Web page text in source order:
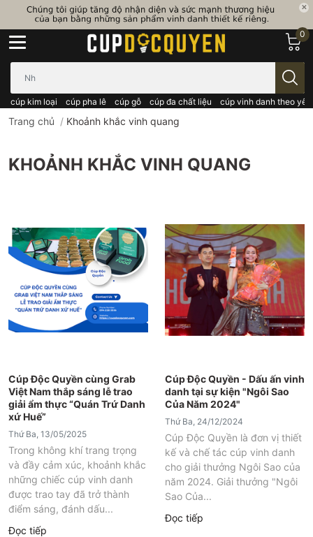
cúp kim loại cúp pha lê cúp gỗ cúp đa chất liệu cúp vinh danh theo
0
Trang chủ / Khoảnh khắc vinh quang
KHOẢNH KHẮC VINH QUANG
Cúp Độc Quyền cùng Grab
Việt Nam thắp sáng lễ trao
giải ẩm thực “Quán Trứ Danh
xứ Huế”
Thứ Ba, 13/05/2025
Trong không khí trang trọng
và đầy cảm xúc, khoảnh khắc
những chiếc cúp vinh danh
được trao tay đã trở thành
điểm sáng, đánh dấu...
Đọc tiếp
Cúp Độc Quyền - Dấu ấn vinh
danh tại sự kiện "Ngôi Sao
Của Năm 2024"
Thứ Ba, 24/12/2024
Cúp Độc Quyền là đơn vị thiết
kế và chế tác cúp vinh danh
cho giải thưởng Ngôi Sao của
năm 2024. Giải thưởng "Ngôi
Sao Của...
Đọc tiếp